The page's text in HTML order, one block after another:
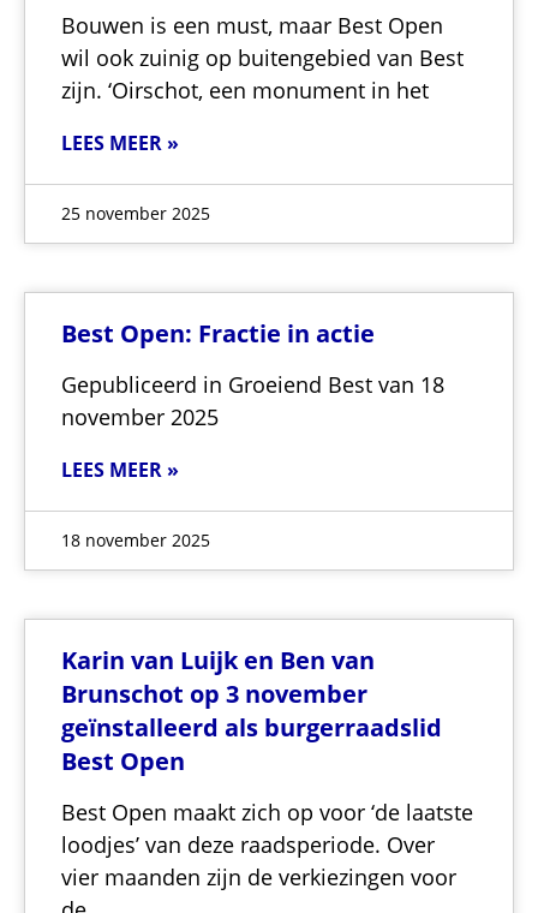
Bouwen is een must, maar Best Open
wil ook zuinig op buitengebied van Best
zijn. ‘Oirschot, een monument in het
LEES MEER »
25 november 2025
Best Open: Fractie in actie
Gepubliceerd in Groeiend Best van 18
november 2025
LEES MEER »
18 november 2025
Karin van Luijk en Ben van
Brunschot op 3 november
geïnstalleerd als burgerraadslid
Best Open
Best Open maakt zich op voor ‘de laatste
loodjes’ van deze raadsperiode. Over
vier maanden zijn de verkiezingen voor